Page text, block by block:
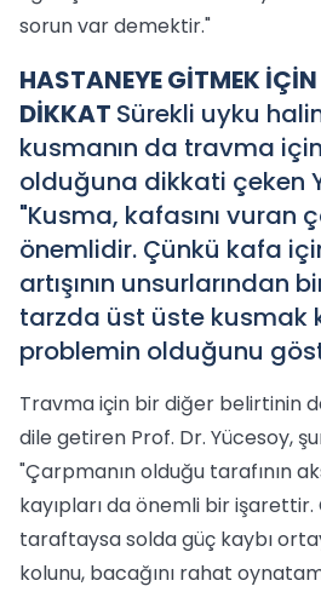
sorun var demektir."
HASTANEYE GİTMEK İÇİN
DİKKAT Sürekli uyku
kusmanın da travma
olduğuna dikkati çeken
"Kusma, kafasını vuran
önemlidir. Çünkü kafa
artışının unsurlarından
tarzda üst üste kusmak
problemin olduğunu
Travma için bir diğer belirtinin
dile getiren Prof. Dr. Yücesoy,
"Çarpmanın olduğu tarafının
kayıpları da önemli bir
taraftaysa solda güç kaybı
kolunu, bacağını rahat